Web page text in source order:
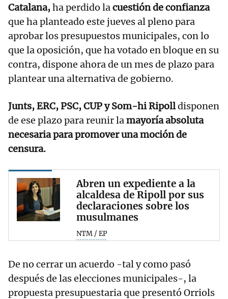
Catalana,ha perdido lacuestión de confianza
que ha planteado este jueves al pleno para
aprobar los presupuestos municipales, con lo
que la oposición, que ha votado en bloque en su
contra, dispone ahora de un mes de plazo para
plantear una alternativa de gobierno.
Junts, ERC, PSC, CUP y Som-hi Ripolldisponen
de ese plazo para reunir lamayoría absoluta
necesaria para promover una moción de
censura.
Abren un expediente a la
alcaldesa de Ripoll por sus
declaraciones sobre los
musulmanes
NTM / EP
De no cerrar un acuerdo -tal y como pasó
después de las elecciones municipales-, la
propuesta presupuestaria que presentó Orriols